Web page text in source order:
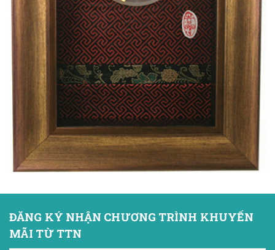
ĐĂNG KÝ NHẬN CHƯƠNG TRÌNH KHUYẾN
MÃI TỪ TTN